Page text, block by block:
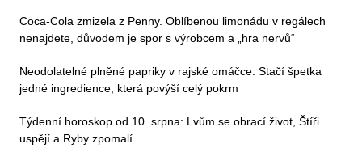
Coca-Cola zmizela z Penny. Oblíbenou limonádu v regálech
nenajdete, důvodem je spor s výrobcem a „hra nervů“
Neodolatelné plněné papriky v rajské omáčce. Stačí špetka
jedné ingredience, která povýší celý pokrm
Týdenní horoskop od 10. srpna: Lvům se obrací život, Štíři
uspějí a Ryby zpomalí